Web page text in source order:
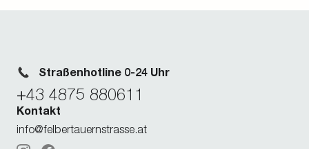
Kontakt
info@felbertauernstrasse.at
Straßenhotline 0-24 Uhr
+43 4875 880611